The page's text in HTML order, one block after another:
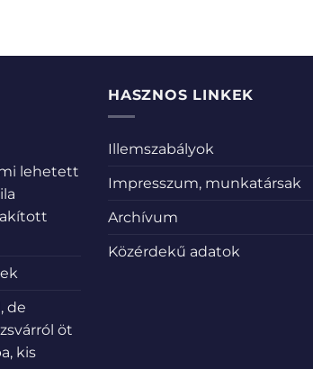
lehetett
de
öt
kis
HASZNOS LINKEK
Illemszabályok
Impresszum, munkatársak
Archívum
Közérdekű adatok